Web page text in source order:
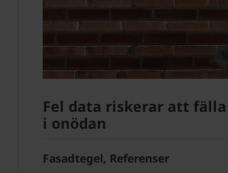
Fel data riskerar att
i onödan
Fasadtegel, Referenser